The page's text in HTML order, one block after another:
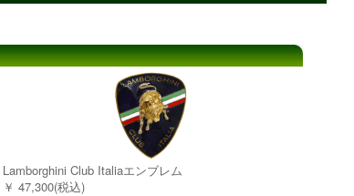
Lamborghini Club Italiaエンブレム
￥ 47,300(税込)